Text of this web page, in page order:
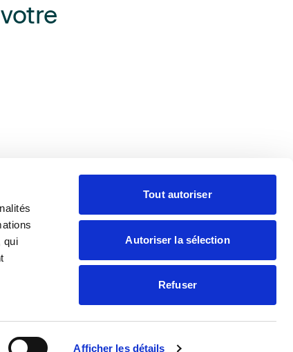
qui
Afficher les détails
Tout autoriser
Autoriser la sélection
Refuser
Presse
légalesPolitique de confidentialitéSite internet créé parAdveris